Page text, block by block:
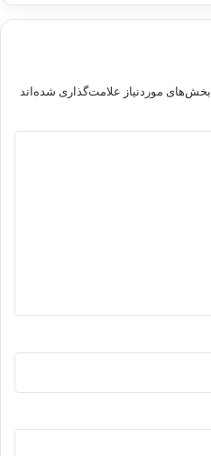
بخش‌های موردنیاز علامت‌گذاری شده‌اند